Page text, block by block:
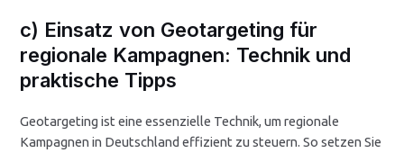
c) Einsatz von Geotargeting für
regionale Kampagnen: Technik und
praktische Tipps
Geotargeting ist eine essenzielle Technik, um regionale
Kampagnen in Deutschland effizient zu steuern. So setzen Sie